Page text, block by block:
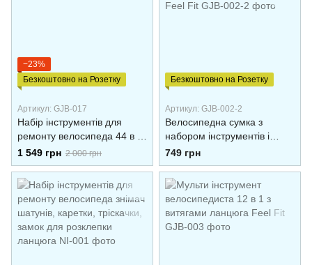
−23%
Безкоштовно на Розетку
Артикул: GJB-017
Набір інструментів для
ремонту велосипеда 44 в 1
D&She
1 549 грн 2 000 грн
Безкоштовно на Розетку
Артикул: GJB-002-2
Велосипедна сумка з
набором інструментів і
насосом із манометром
Feel Fit
749 грн